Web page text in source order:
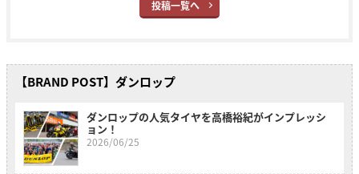
投稿一覧へ
【BRAND POST】ダンロップ
ダンロップの人気タイヤを高橋裕紀がインプレッシ
ョン！
2026/06/25